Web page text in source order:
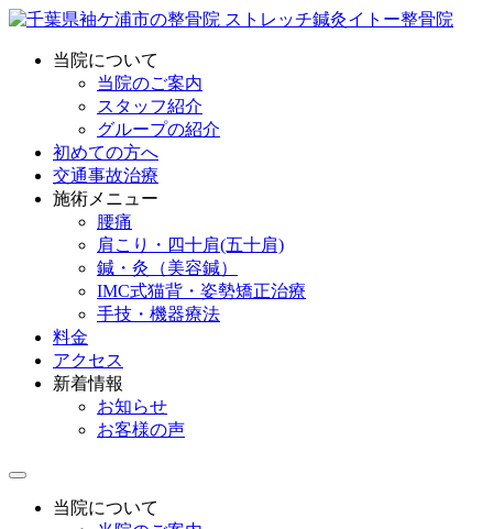
当院について
当院のご案内
スタッフ紹介
グループの紹介
初めての方へ
交通事故治療
施術メニュー
腰痛
肩こり・四十肩(五十肩)
鍼・灸（美容鍼）
IMC式猫背・姿勢矯正治療
手技・機器療法
料金
アクセス
新着情報
お知らせ
お客様の声
当院について